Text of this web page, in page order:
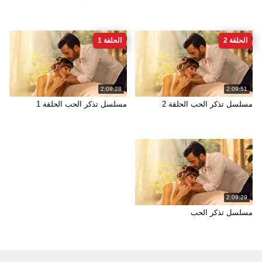
2:09:51
الحلقة 2
مسلسل تذكر الحب الحلقة 2
2:08:28
الحلقة 1
مسلسل تذكر الحب الحلقة 1
2:09:29
مسلسل تذكر الحب